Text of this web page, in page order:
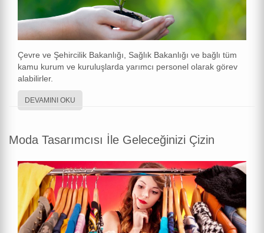
Çevre ve Şehircilik Bakanlığı, Sağlık Bakanlığı ve bağlı tüm
kamu kurum ve kuruluşlarda yarımcı personel olarak görev
alabilirler.
DEVAMINI OKU
Moda Tasarımcısı İle Geleceğinizi Çizin